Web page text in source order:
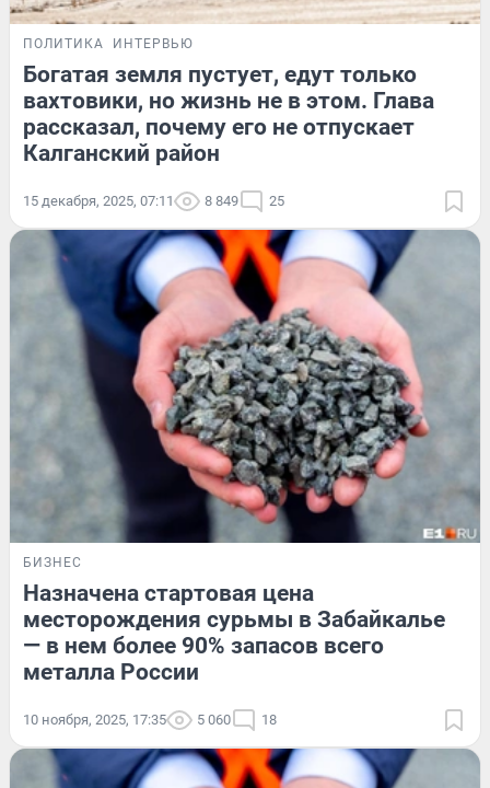
ПОЛИТИКА ИНТЕРВЬЮ
Богатая земля пустует, едут только
вахтовики, но жизнь не в этом. Глава
рассказал, почему его не отпускает
Калганский район
15 декабря, 2025, 07:11 8 849 25
БИЗНЕС
Назначена стартовая цена
месторождения сурьмы в Забайкалье
— в нем более 90% запасов всего
металла России
10 ноября, 2025, 17:35 5 060 18